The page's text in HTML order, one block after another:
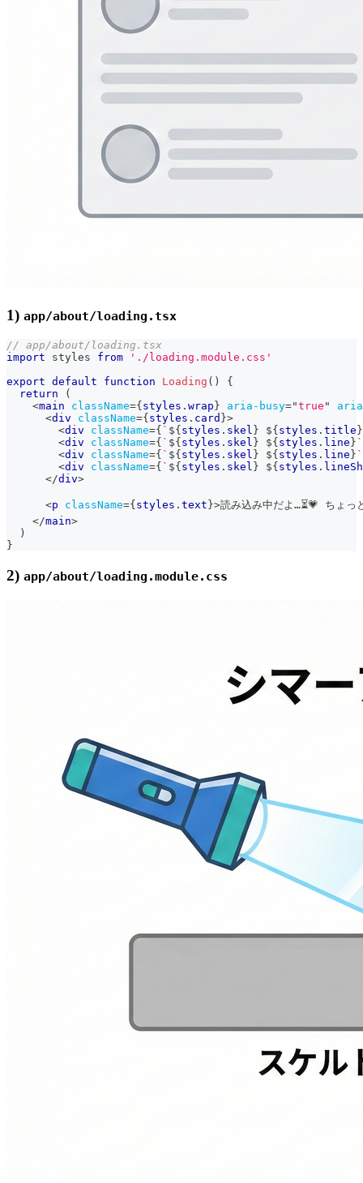
1) app/about/loading.tsx
// app/about/loading.tsx
import
styles from
'./loading.module.css'
export default function Loading ( )
{
return
(
<main className={ styles . wrap } aria-busy="true "
<div className={ styles . card }>
<div className={ ` ${ styles . skel } ${ styles . title }
<div className={ ` ${ styles . skel } ${ styles . line } `
<div className={ ` ${ styles . skel } ${ styles . line } `
<div className={ ` ${ styles . skel } ${ styles .
</div>
<p className={ styles . text }>読み込み中だよ…⏳💗 ちょっ
</main>
)
}
2) app/about/loading.module.css